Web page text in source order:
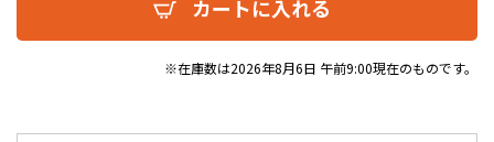
カートに入れる
※在庫数は2026年8月6日 午前9:00現在のものです。